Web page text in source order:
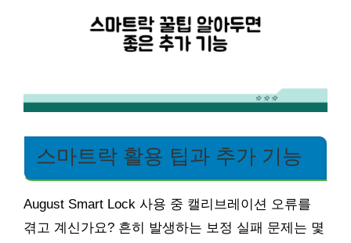
스마트락 활용 팁과 추가 기능
August Smart Lock 사용 중 캘리브레이션 오류를
겪고 계신가요? 흔히 발생하는 보정 실패 문제는 몇